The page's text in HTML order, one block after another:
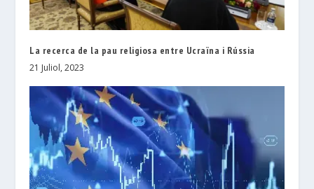
La recerca de la pau religiosa entre Ucraïna i Rússia
21 Juliol, 2023